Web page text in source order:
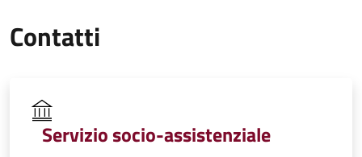
Contatti
Servizio socio-assistenziale